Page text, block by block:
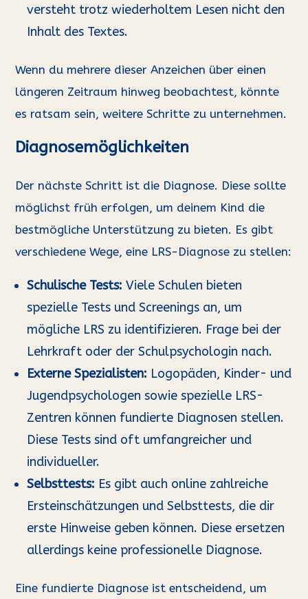
versteht trotz wiederholtem Lesen nicht den
Inhalt des Textes.
Wenn du mehrere dieser Anzeichen über einen
längeren Zeitraum hinweg beobachtest, könnte
es ratsam sein, weitere Schritte zu unternehmen.
Diagnosemöglichkeiten
Der nächste Schritt ist die Diagnose. Diese sollte
möglichst früh erfolgen, um deinem Kind die
bestmögliche Unterstützung zu bieten. Es gibt
verschiedene Wege, eine LRS-Diagnose zu stellen:
Schulische Tests: Viele Schulen bieten
spezielle Tests und Screenings an, um
mögliche LRS zu identifizieren. Frage bei der
Lehrkraft oder der Schulpsychologin nach.
Externe Spezialisten: Logopäden, Kinder- und
Jugendpsychologen sowie spezielle LRS-
Zentren können fundierte Diagnosen stellen.
Diese Tests sind oft umfangreicher und
individueller.
Selbsttests: Es gibt auch online zahlreiche
Ersteinschätzungen und Selbsttests, die dir
erste Hinweise geben können. Diese ersetzen
allerdings keine professionelle Diagnose.
Eine fundierte Diagnose ist entscheidend, um